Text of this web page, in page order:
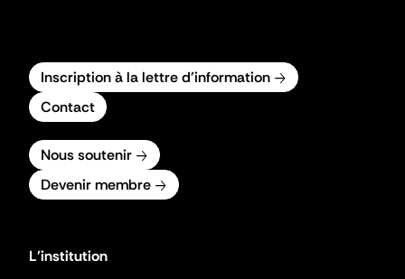
Inscription à la lettre d'information
Contact
Nous soutenir
Devenir membre
L'institution